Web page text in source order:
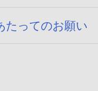
たってのお願い